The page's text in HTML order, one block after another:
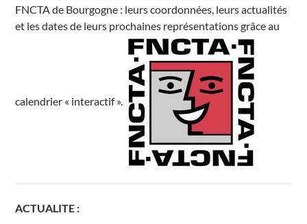
FNCTA de Bourgogne : leurs coordonnées, leurs actualités
et les dates de leurs prochaines représentations grâce au
calendrier « interactif ».
ACTUALITE :